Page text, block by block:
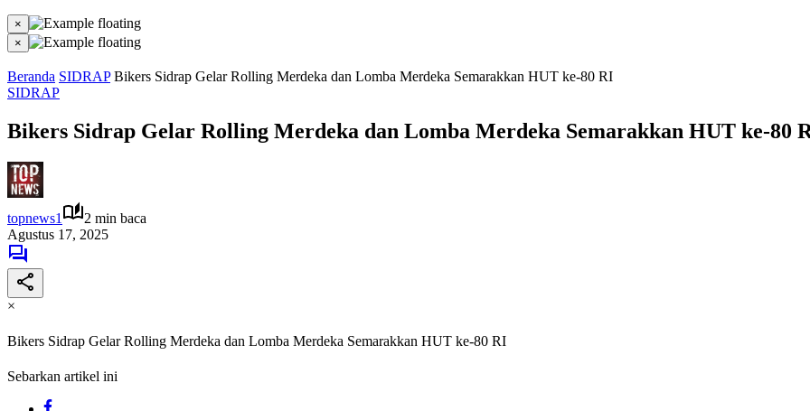
×
×
Beranda SIDRAP Bikers Sidrap Gelar Rolling Merdeka dan Lomba Merdeka Semarakkan HUT ke-80 RI
SIDRAP
Bikers Sidrap Gelar Rolling Merdeka dan Lomba Merdeka Semarakkan HUT ke-80
topnews1
2 min baca
Agustus 17, 2025
×
Bikers Sidrap Gelar Rolling Merdeka dan Lomba Merdeka Semarakkan HUT ke-80 RI
Sebarkan artikel ini